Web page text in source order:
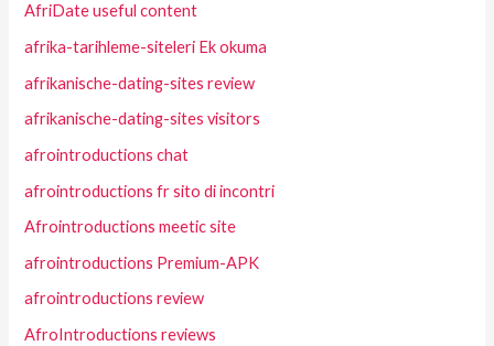
AfriDate useful content
afrika-tarihleme-siteleri Ek okuma
afrikanische-dating-sites review
afrikanische-dating-sites visitors
afrointroductions chat
afrointroductions fr sito di incontri
Afrointroductions meetic site
afrointroductions Premium-APK
afrointroductions review
AfroIntroductions reviews